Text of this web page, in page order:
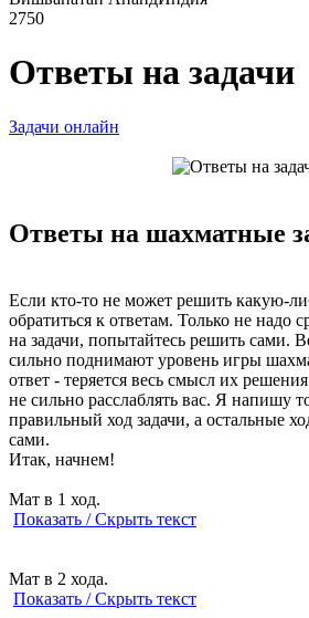
2750
Ответы на задачи
Задачи онлайн
Ответы на шахматные
Если кто-то не может решить какую-
обратиться к ответам. Только не надо
на задачи, попытайтесь решить сами.
сильно поднимают уровень игры
ответ - теряется весь смысл их
не сильно расслаблять вас. Я напишу
правильный ход задачи, а остальные
сами.
Итак, начнем!
Мат в 1 ход.
Показать / Скрыть текст
Мат в 2 хода.
Показать / Скрыть текст